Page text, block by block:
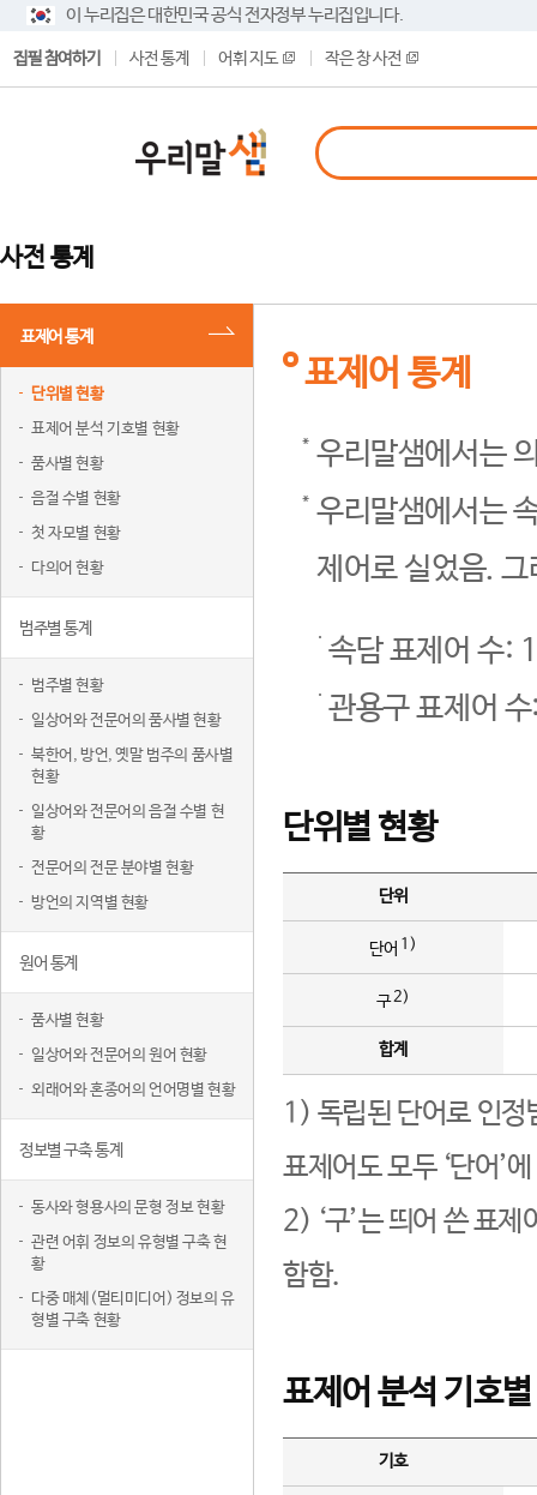
이 누리집은 대한민국 공식 전자정부 누리집입니다.
집필 참여하기 사전 통계 어휘 지도 작은 창 사전
사전 통계
표제어 통계
단위별 현황
표제어 분석 기호별 현황
품사별 현황
음절 수별 현황
첫 자모별 현황
다의어 현황
범주별 통계
범주별 현황
일상어와 전문어의 품사별 현황
북한어, 방언, 옛말 범주의 품사별
현황
일상어와 전문어의 음절 수별 현
황
전문어의 전문 분야별 현황
방언의 지역별 현황
원어 통계
품사별 현황
일상어와 전문어의 원어 현황
외래어와 혼종어의 언어명별 현황
정보별 구축 통계
동사와 형용사의 문형 정보 현황
관련 어휘 정보의 유형별 구축 현
황
다중 매체(멀티미디어) 정보의 유
형별 구축 현황
표제어 통계
우리말샘에서는
우리말샘에서는
제어로 실었음.
속담 표제어 수:
관용구 표제어
단위별 현황
단위
단어 1)
구2)
합계
1) 독립된 단어로 인정
표제어도 모두 ‘단어’
2) ‘구’는 띄어 쓴 표
함함.
표제어 분석 기호
기호